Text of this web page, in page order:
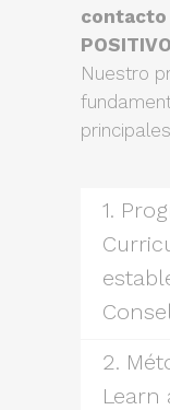
contacto
POSITIVO
Nuestro
principales
1.
2.
Learn